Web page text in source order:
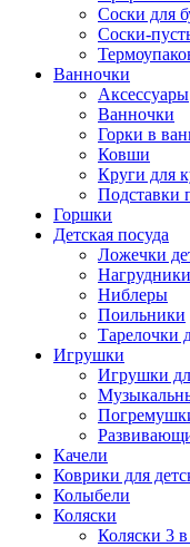
Соски для
Соски-
Ванночки
Аксессуары
Ванночки
Горки в
Ковши
Круги для
Подставки
Горшки
Детская посуда
Ложечки
Ниблеры
Поильники
Тарелочки
Игрушки
Игрушки
Качели
Коврики для
Колыбели
Коляски
Коляски 3 в